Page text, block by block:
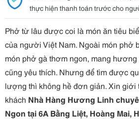
thực hiện thanh toán trước cho
Phở từ lâu được coi là món ăn tiêu
của người Việt Nam. Ngoài món phở
món phở gà thơm ngon, mang
cũng yêu thích. Nhưng để tìm được
lượng thì không hề đơn giản. Xin
khách Nhà Hàng Hương Linh
Ngon tại 6A Bằng Liệt, Hoàng Mai,